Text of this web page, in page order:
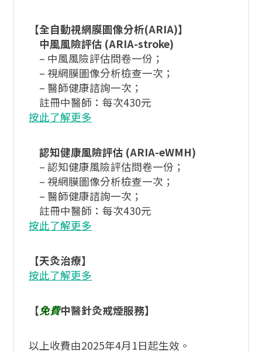
【全自動視網膜圖像分析(ARIA)】
中風風險評估 (ARIA-stroke)
– 中風風險評估問卷一份；
– 視網膜圖像分析檢查一次；
– 醫師健康諮詢一次；
註冊中醫師：每次430元
按此了解更多
認知健康風險評估 (ARIA-eWMH)
– 認知健康風險評估問卷一份；
– 視網膜圖像分析檢查一次；
– 醫師健康諮詢一次；
註冊中醫師：每次430元
按此了解更多
【天灸治療】
按此了解更多
【免費中醫針灸戒煙服務】
以上收費由2025年4月1日起生效。